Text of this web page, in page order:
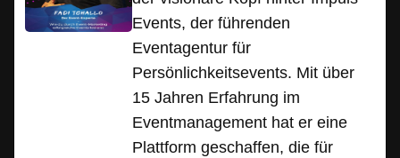
Events, der führenden
Eventagentur für
Persönlichkeitsevents. Mit über
15 Jahren Erfahrung im
Eventmanagement hat er eine
Plattform geschaffen, die für